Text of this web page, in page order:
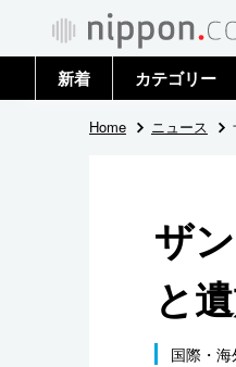
新着 カテゴリー
政治・外交
国際
社会
文化
Home ニュース
ザ
と
国際・海